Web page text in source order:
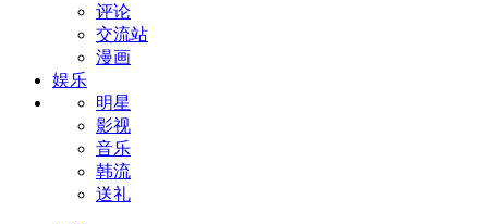
评论
交流站
漫画
娱乐
明星
影视
音乐
韩流
送礼